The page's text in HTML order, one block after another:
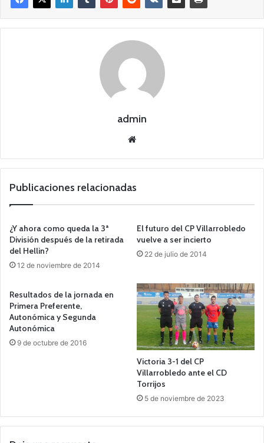
admin
we
Publicaciones relacionadas
¿Y ahora como queda la 3ª
División después de la retirada
del Hellin?
12 de noviembre de 2014
El futuro del CP Villarrobledo
vuelve a ser incierto
22 de julio de 2014
Resultados de la jornada en
Primera Preferente,
Autonómica y Segunda
Autonómica
9 de octubre de 2016
Victoria 3-1 del CP
Villarrobledo ante el CD
Torrijos
5 de noviembre de 2023